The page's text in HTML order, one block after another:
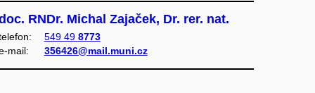
RNDr. Michal Zajaček, Dr. rer. nat.
549 49 8773
356426@mail.muni.cz